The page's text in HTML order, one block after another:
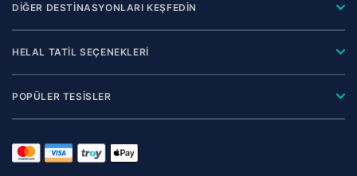
DİĞER DESTİNASYONLARI KEŞFEDİN
HELAL TATİL SEÇENEKLERİ
POPÜLER TESİSLER